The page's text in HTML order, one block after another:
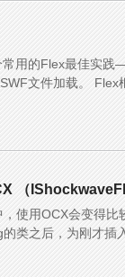
用的Flex最佳实
文件加载。
（
使用OCX会变得
类之后，为刚才